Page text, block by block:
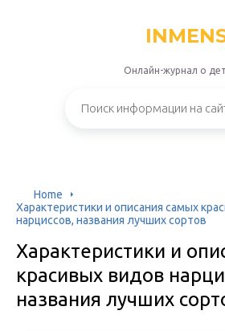
Онлайн-журнал о
Home
Характеристики и описания самых
нарциссов, названия лучших сортов
Характеристики и
красивых видов
названия лучших